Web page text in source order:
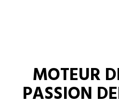
MOTEUR
PASSION